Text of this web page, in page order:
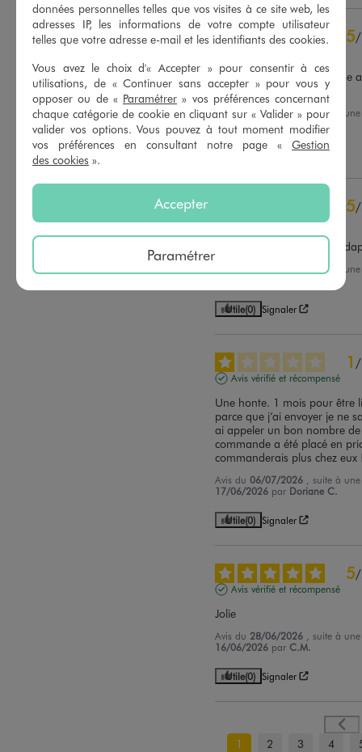
étoiles
42
4étoiles
9
2étoiles
0
1étoile 1
Trier les avis
5/
Très original et très pratique
devant
Avis du 02/08/2026 , suite à
13/07/2026
par Carole D.
Utile(0) Signaler
5/
Avis vérifié et récompensé
Belle qualité, tissus doux
, suite à
Utile(0) Signaler
1 /
Avis vérifié et récompensé
Une honte. 1 mois pour être
parce que j’ai envoyer je ne
ai appeler un bon nombre
commande a été placé en
commanderais plus chez eux
Avis du06/07/2026
, suite à
17/06/2026 par Doriane C.
Utile(0) Signaler
5/
Avis vérifié et récompensé
Jolie
Avis du 28/06/2026
, suite à
16/06/2026 parC.M.
Utile(0) Signaler
1 2 3 4
données personnelles telles que vos visites à ce site web, les
adresses IP, les informations de votre compte utilisateur
telles que votre adresse e-mail et les identifiants des cookies.
Vous avez le choix d'« Accepter » pour consentir à ces
utilisations, de « Continuer sans accepter » pour vous y
opposer ou de « Paramétrer » vos préférences concernant
chaque catégorie de cookie en cliquant sur « Valider » pour
valider vos options. Vous pouvez à tout moment modifier
vos préférences en consultant notre page « Gestion
des cookies ».
Accepter
Paramétrer